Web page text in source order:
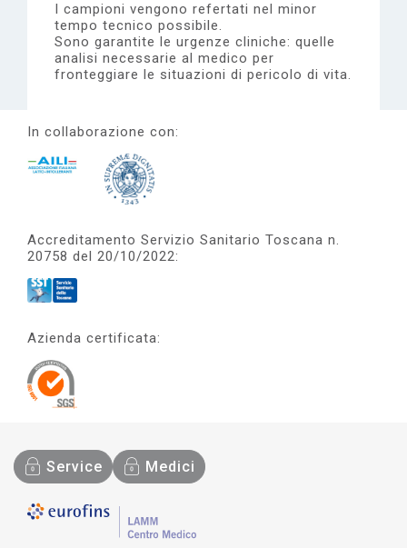
I campioni vengono refertati nel minor
tempo tecnico possibile.
Sono garantite le urgenze cliniche: quelle
analisi necessarie al medico per
fronteggiare le situazioni di pericolo di vita.
In collaborazione con:
Accreditamento Servizio Sanitario Toscana n.
20758 del 20/10/2022:
Azienda certificata:
Service Medici